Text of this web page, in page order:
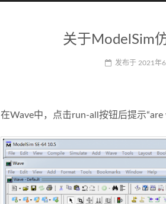
关于ModelSim
发布于 2021年
在Wave中，点击run-all按钮后提示